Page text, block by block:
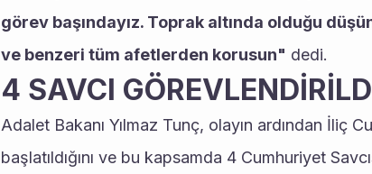
görev başındayız. Toprak altında olduğu
ve benzeri tüm afetlerden korusun" dedi.
4 SAVCI
Adalet Bakanı Yılmaz Tunç, olayın ardından İliç
başlatıldığını ve bu kapsamda 4 Cumhuriyet